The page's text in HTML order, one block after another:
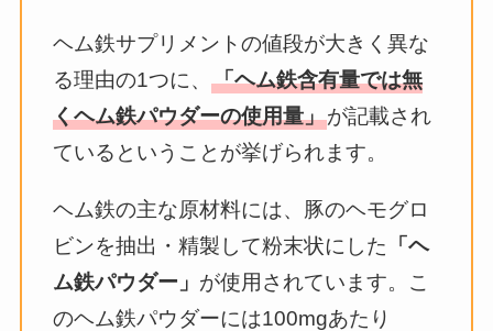
ヘム鉄サプリメントの値段が大きく異な
る理由の1つに、「ヘム鉄含有量では無
くヘム鉄パウダーの使用量」が記載され
ているということが挙げられます。
ヘム鉄の主な原材料には、豚のヘモグロ
ビンを抽出・精製して粉末状にした
「ヘ
ム鉄パウダー」 が使用されています。こ
のヘム鉄パウダーには100mgあたり